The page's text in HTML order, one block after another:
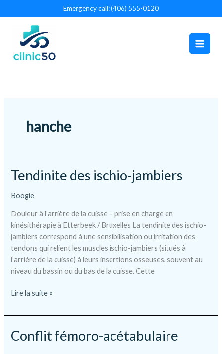
au
Emergency call: (406) 555-0120
hanche
Tendinite des ischio-jambiers
Boogie
Douleur à l’arrière de la cuisse – prise en charge en
kinésithérapie à Etterbeek / Bruxelles La tendinite des ischio-
jambiers correspond à une sensibilisation ou irritation des
tendons qui relient les muscles ischio-jambiers (situés à
l’arrière de la cuisse) à leurs insertions osseuses, souvent au
niveau du bassin ou du bas de la cuisse. Cette
Tendinite
ischio-
Lire la suite »
Conflit fémoro-acétabulaire